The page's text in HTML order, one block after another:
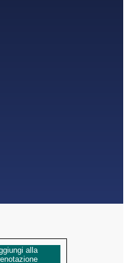
alla